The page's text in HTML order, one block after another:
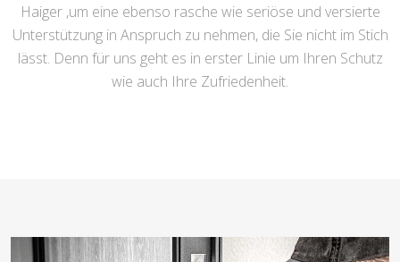
Haiger ,um eine ebenso rasche wie seriöse und versierte
Unterstützung in Anspruch zu nehmen, die Sie nicht im Stich
lässt. Denn für uns geht es in erster Linie um Ihren Schutz
wie auch Ihre Zufriedenheit.